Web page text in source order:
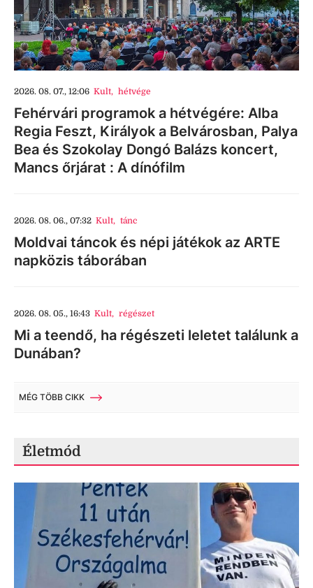
2026. 08. 07., 12:06 Kult, hétvége
Fehérvári programok a hétvégére: Alba
Regia Feszt, Királyok a Belvárosban, Palya
Bea és Szokolay Dongó Balázs koncert,
Mancs őrjárat : A dínófilm
2026. 08. 06., 07:32 Kult, tánc
Moldvai táncok és népi játékok az ARTE
napközis táborában
2026. 08. 05., 16:43 Kult, régészet
Mi a teendő, ha régészeti leletet találunk a
Dunában?
MÉG TÖBB CIKK
Életmód